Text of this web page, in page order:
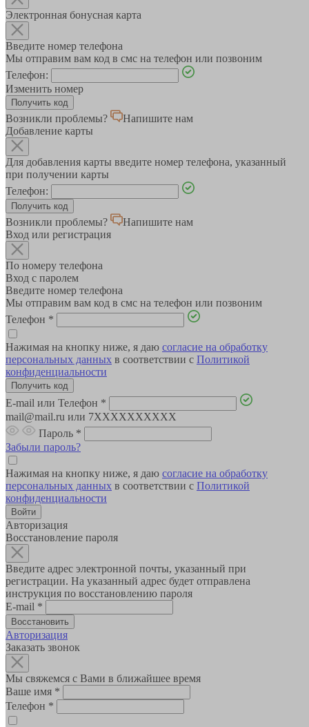
Электронная бонусная карта
Введите номер телефона
Мы отправим вам код в смс на телефон или позвоним
Телефон:
Изменить номер
Возникли проблемы?
Напишите нам
Добавление карты
Для добавления карты введите номер телефона, указанный
при получении карты
Телефон:
Возникли проблемы?
Напишите нам
Вход или регистрация
По номеру телефона
Вход с паролем
Введите номер телефона
Мы отправим вам код в смс на телефон или позвоним
Телефон *
Нажимая на кнопку ниже, я даю согласие на обработку
персональных данных в соответствии с Политикой
конфиденциальности
E-mail или Телефон *
mail@mail.ru или 7XXXXXXXXXX
Пароль *
Забыли пароль?
Нажимая на кнопку ниже, я даю согласие на обработку
персональных данных в соответствии с Политикой
конфиденциальности
Авторизация
Восстановление пароля
Введите адрес электронной почты, указанный при
регистрации. На указанный адрес будет отправлена
инструкция по восстановлению пароля
E-mail *
Авторизация
Заказать звонок
Мы свяжемся с Вами в ближайшее время
Ваше имя *
Телефон *